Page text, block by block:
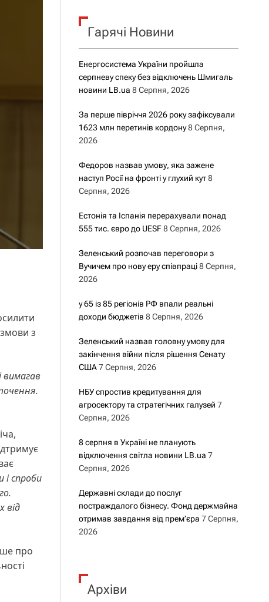
у
з
вимагав
і спроби
від
про
к
Гарячі Новини
Енергосистема України пройшла
серпневу спеку без відключень Шмигаль
новини LB.ua 8 Серпня, 2026
За перше півріччя 2026 року зафіксували
1623 млн перетинів кордону 8 Серпня,
2026
Федоров назвав умову, яка зажене
наступ Росії на фронті у глухий кут 8
Серпня, 2026
Естонія та Іспанія перерахували понад
555 тис. євро до UESF 8 Серпня, 2026
Зеленський розпочав переговори з
Вучичем про нову еру співпраці 8 Серпня,
2026
у 65 із 85 регіонів РФ впали реальні
доходи бюджетів 8 Серпня, 2026
Зеленський назвав головну умову для
закінчення війни після рішення Сенату
США 7 Серпня, 2026
НБУ спростив кредитування для
агросектору та стратегічних галузей 7
Серпня, 2026
8 серпня в Україні не планують
відключення світла новини LB.ua 7
Серпня, 2026
Державні склади до послуг
постраждалого бізнесу. Фонд держмайна
отримав завдання від прем’єра 7 Серпня,
2026
Архіви